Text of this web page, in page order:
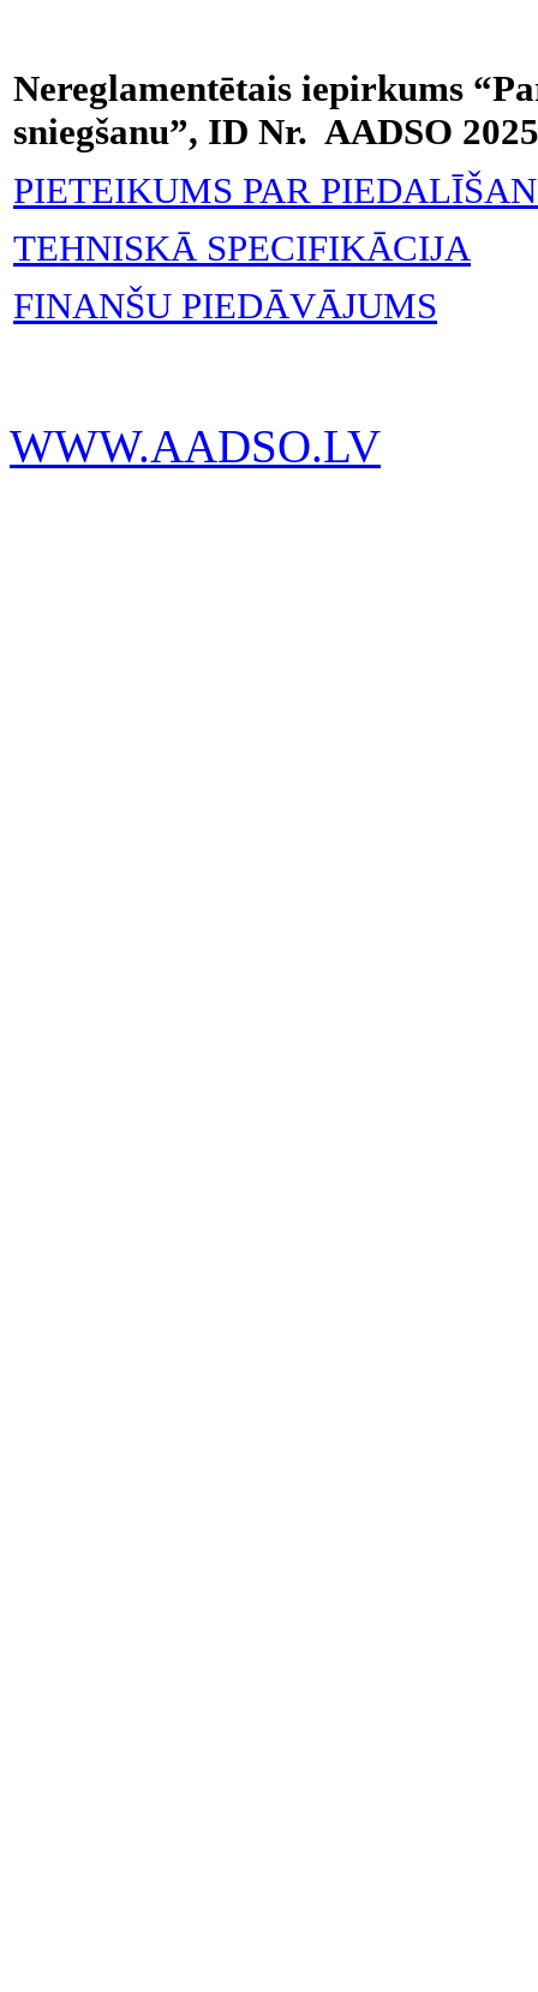
Nereglamentētais iepirkums
sniegšanu”, ID Nr. AADSO
PIETEIKUMS PAR
TEHNISKĀ SPECIFIKĀCIJA
FINANŠU PIEDĀVĀJUMS
WWW.AADSO.LV